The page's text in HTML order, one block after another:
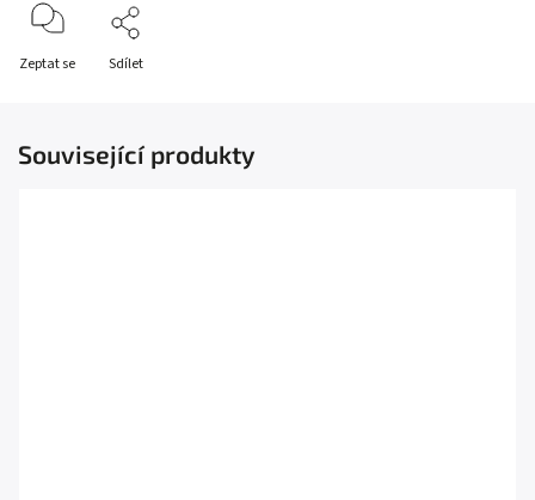
Zeptat se Sdílet
Související produkty